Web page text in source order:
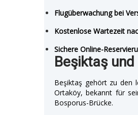
Flugüberwachung bei
Kostenlose Wartezeit
Sichere Online-
Beşiktaş
Beşiktaş gehört zu den
Ortaköy, bekannt für
Bosporus-Brücke.